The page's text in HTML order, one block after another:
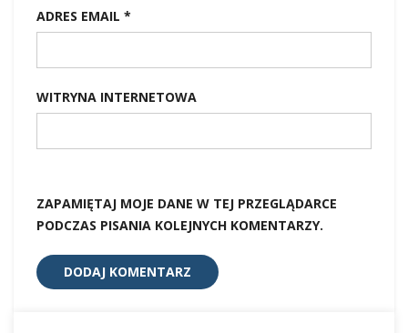
ADRES EMAIL *
WITRYNA INTERNETOWA
ZAPAMIĘTAJ MOJE DANE W TEJ PRZEGLĄDARCE
PODCZAS PISANIA KOLEJNYCH KOMENTARZY.